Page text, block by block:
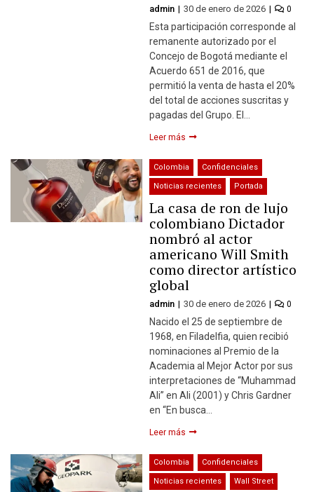
admin 30 de enero de 2026 0
Esta participación corresponde al
remanente autorizado por el
Concejo de Bogotá mediante el
Acuerdo 651 de 2016, que
permitió la venta de hasta el 20%
del total de acciones suscritas y
pagadas del Grupo. El…
Leer más
Colombia Confidenciales
Noticias recientes Portada
La casa de ron de lujo
colombiano Dictador
nombró al actor
americano Will Smith
como director artístico
global
admin 30 de enero de 2026 0
Nacido el 25 de septiembre de
1968, en Filadelfia, quien recibió
nominaciones al Premio de la
Academia al Mejor Actor por sus
interpretaciones de “Muhammad
Ali” en Ali (2001) y Chris Gardner
en “En busca…
Leer más
Colombia Confidenciales
Noticias recientes Wall Street